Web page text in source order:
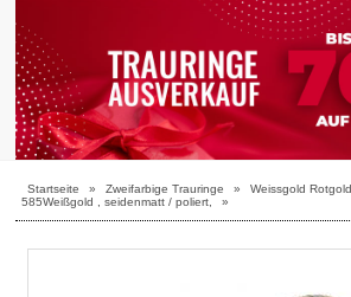
Startseite » Zweifarbige Trauringe » Weissgold Rotgold
585Weißgold , seidenmatt / poliert,
»